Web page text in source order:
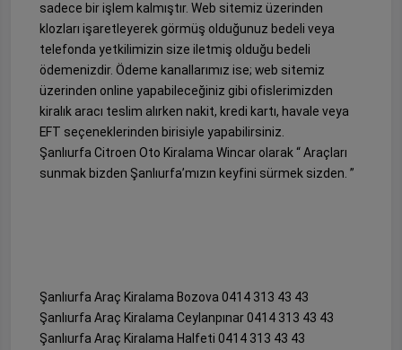
sadece bir işlem kalmıştır. Web sitemiz üzerinden
klozları işaretleyerek görmüş olduğunuz bedeli veya
telefonda yetkilimizin size iletmiş olduğu bedeli
ödemenizdir. Ödeme kanallarımız ise; web sitemiz
üzerinden online yapabileceğiniz gibi ofislerimizden
kiralık aracı teslim alırken nakit, kredi kartı, havale veya
EFT seçeneklerinden birisiyle yapabilirsiniz.
Şanlıurfa Citroen Oto Kiralama Wincar olarak “ Araçları
sunmak bizden Şanlıurfa’mızın keyfini sürmek sizden. ”
Şanlıurfa Araç Kiralama Bozova 0414 313 43 43
Şanlıurfa Araç Kiralama Ceylanpınar 0414 313 43 43
Şanlıurfa Araç Kiralama Halfeti 0414 313 43 43